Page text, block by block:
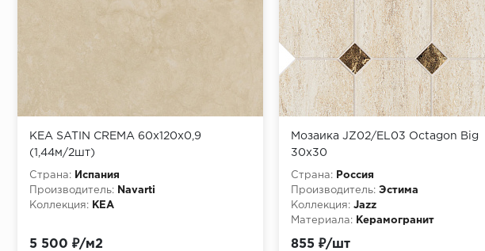
KEA SATIN CREMA 60x120x0,9
(1,44м/2шт)
Страна:
Испания
Производитель:
Navarti
Коллекция:
KEA
5 500 ₽/м2
Мозаика JZ02/EL03 Octagon Big
30x30
Страна:
Россия
Производитель: Эстима
Коллекция: Jazz
Материала:
Керамогранит
855 ₽/шт